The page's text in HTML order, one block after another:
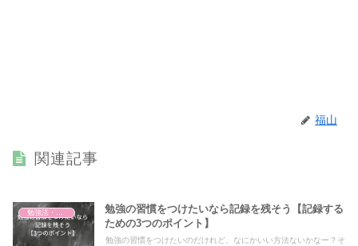
福山
関連記事
勉強法・暗記法
勉強の習慣をつけたいなら記録を残そう【記録する
ための3つのポイント】
勉強の習慣をつけたいのだけれど、なにかいい方法ないかなー？そ